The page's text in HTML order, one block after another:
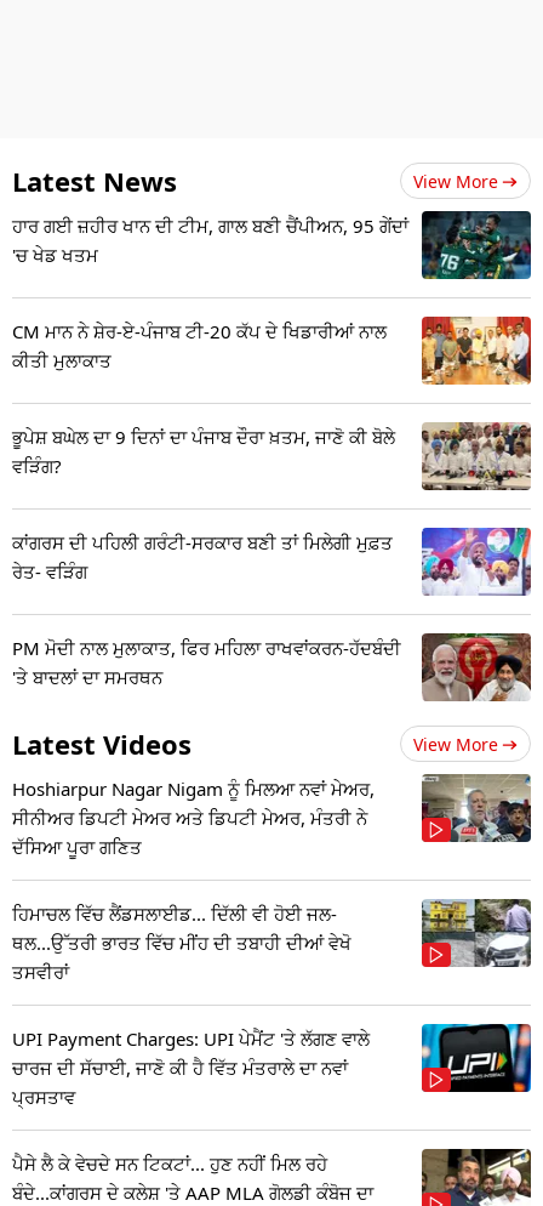
Latest News View More
ਹਾਰ ਗਈ ਜ਼ਹੀਰ ਖਾਨ ਦੀ ਟੀਮ, ਗਾਲ ਬਣੀ ਚੈਂਪੀਅਨ, 95 ਗੇਂਦਾਂ
'ਚ ਖੇਡ ਖਤਮ
CM ਮਾਨ ਨੇ ਸ਼ੇਰ-ਏ-ਪੰਜਾਬ ਟੀ-20 ਕੱਪ ਦੇ ਖਿਡਾਰੀਆਂ ਨਾਲ
ਕੀਤੀ ਮੁਲਾਕਾਤ
ਭੂਪੇਸ਼ ਬਘੇਲ ਦਾ 9 ਦਿਨਾਂ ਦਾ ਪੰਜਾਬ ਦੌਰਾ ਖ਼ਤਮ, ਜਾਣੋ ਕੀ ਬੋਲੇ
ਵੜਿੰਗ?
ਕਾਂਗਰਸ ਦੀ ਪਹਿਲੀ ਗਰੰਟੀ-ਸਰਕਾਰ ਬਣੀ ਤਾਂ ਮਿਲੇਗੀ ਮੁਫ਼ਤ
ਰੇਤ- ਵੜਿੰਗ
PM ਮੋਦੀ ਨਾਲ ਮੁਲਾਕਾਤ, ਫਿਰ ਮਹਿਲਾ ਰਾਖਵਾਂਕਰਨ-ਹੱਦਬੰਦੀ
'ਤੇ ਬਾਦਲਾਂ ਦਾ ਸਮਰਥਨ
Latest Videos View More
Hoshiarpur Nagar Nigam ਨੂੰ ਮਿਲਆ ਨਵਾਂ ਮੇਅਰ,
ਸੀਨੀਅਰ ਡਿਪਟੀ ਮੇਅਰ ਅਤੇ ਡਿਪਟੀ ਮੇਅਰ, ਮੰਤਰੀ ਨੇ
ਦੱਸਿਆ ਪੂਰਾ ਗਣਿਤ
ਹਿਮਾਚਲ ਵਿੱਚ ਲੈਂਡਸਲਾਈਡ... ਦਿੱਲੀ ਵੀ ਹੋਈ ਜਲ-
ਥਲ...ਉੱਤਰੀ ਭਾਰਤ ਵਿੱਚ ਮੀਂਹ ਦੀ ਤਬਾਹੀ ਦੀਆਂ ਵੇਖੋ
ਤਸਵੀਰਾਂ
UPI Payment Charges: UPI ਪੇਮੈਂਟ 'ਤੇ ਲੱਗਣ ਵਾਲੇ
ਚਾਰਜ ਦੀ ਸੱਚਾਈ, ਜਾਣੋ ਕੀ ਹੈ ਵਿੱਤ ਮੰਤਰਾਲੇ ਦਾ ਨਵਾਂ
ਪ੍ਰਸਤਾਵ
ਪੈਸੇ ਲੈ ਕੇ ਵੇਚਦੇ ਸਨ ਟਿਕਟਾਂ... ਹੁਣ ਨਹੀਂ ਮਿਲ ਰਹੇ
ਬੰਦੇ...ਕਾਂਗਰਸ ਦੇ ਕਲੇਸ਼ 'ਤੇ AAP MLA ਗੋਲਡੀ ਕੰਬੋਜ ਦਾ